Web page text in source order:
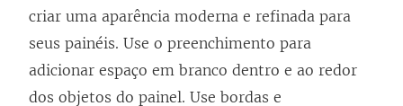
criar uma aparência moderna e refinada para
seus painéis. Use o preenchimento para
adicionar espaço em branco dentro e ao redor
dos objetos do painel. Use bordas e